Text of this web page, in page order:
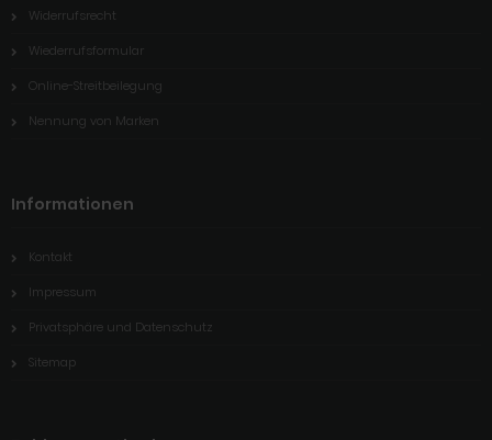
Widerrufsrecht
Wiederrufsformular
Online-Streitbeilegung
Nennung von Marken
Informationen
Kontakt
Impressum
Privatsphäre und Datenschutz
Sitemap